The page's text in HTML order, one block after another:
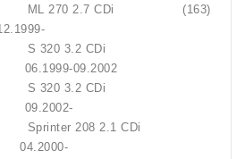
ML 270 2.7 CDi (163)
S 320 3.2 CDi
06.1999-09.2002
S 320 3.2 CDi
09.2002-
Sprinter 208 2.1 CDi
04.2000-